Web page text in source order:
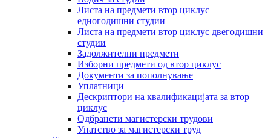
Листа на предмети втор циклус
едногодишни студии
Листа на предмети втор циклус двегодишни
студии
Задолжителни предмети
Изборни предмети од втор циклус
Документи за пополнување
Уплатници
Дескриптори на квалификацијата за втор
циклус
Одбранети магистерски трудови
Упатство за магистерски труд